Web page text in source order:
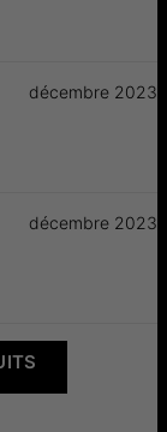
décembre 2023
décembre 2023